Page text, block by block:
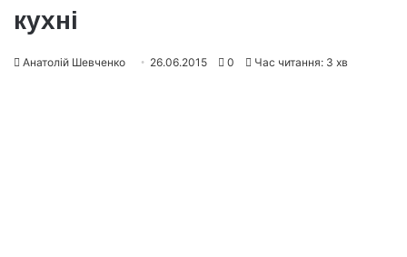
кухні
Анатолій Шевченко 26.06.2015 0 Час читання: 3 хв